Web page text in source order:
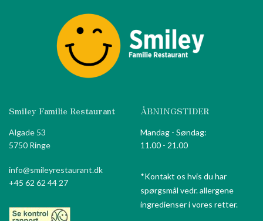
Smiley Familie Restaurant
Algade 53
5750 Ringe
info@smileyrestaurant.dk
+45 62 62 44 27
ÅBNINGSTIDER
Mandag - Søndag:
11.00 - 21.00
*Kontakt os hvis du har
spørgsmål vedr. allergene
ingredienser i vores retter.